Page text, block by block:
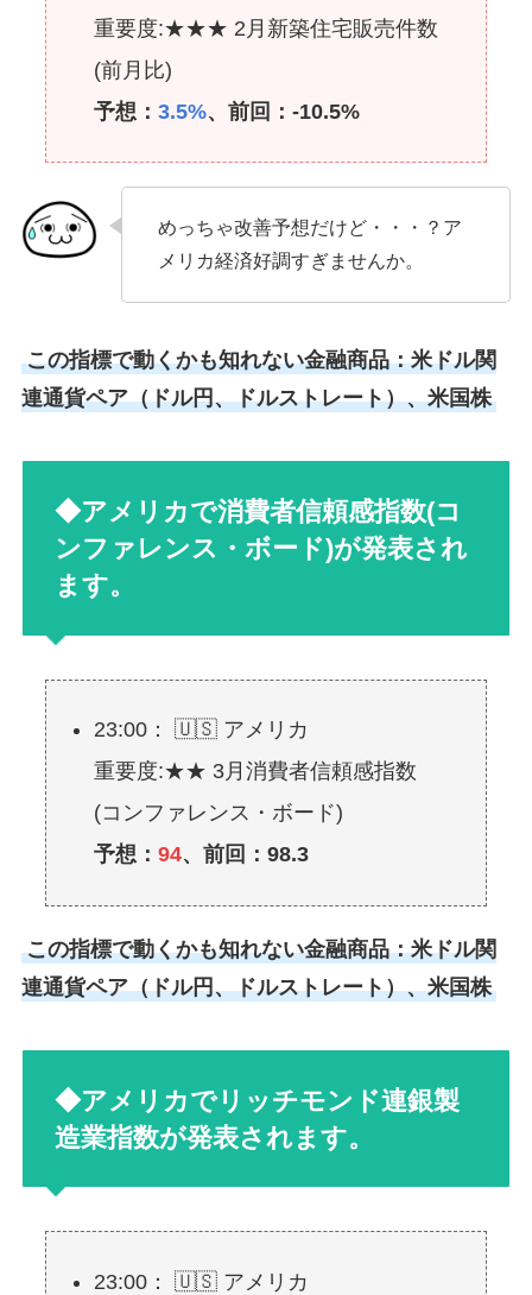
重要度:★★★ 2月新築住宅販売件数
(前月比)
予想： 3.5%、前回：-10.5%
めっちゃ改善予想だけど・・・？ア
メリカ経済好調すぎませんか。
この指標で動くかも知れない金融商品：米ドル関
連通貨ペア（ドル円、ドルストレート）、米国株
◆アメリカで消費者信頼感指数(コ
ンファレンス・ボード)が発表され
ます。
23:00： 🇺🇸 アメリカ
重要度:★★ 3月消費者信頼感指数
(コンファレンス・ボード)
予想： 94、前回：98.3
この指標で動くかも知れない金融商品：米ドル関
連通貨ペア（ドル円、ドルストレート）、米国株
◆アメリカでリッチモンド連銀製
造業指数が発表されます。
23:00： 🇺🇸 アメリカ